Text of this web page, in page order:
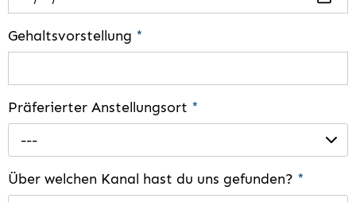
Gehaltsvorstellung *
Präferierter Anstellungsort *
---
Über welchen Kanal hast du uns gefunden? *